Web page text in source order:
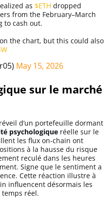
as $ETH dropped
from the February–March
to cash out.
the chart, but this could also
May 15, 2026
sur le marché
d’un portefeuille dormant
psychologique réelle sur le
les flux on-chain ont
à la hausse du risque
reculé dans les heures
Signe que le sentiment a
Cette réaction illustre à
influencent désormais les
temps réel.